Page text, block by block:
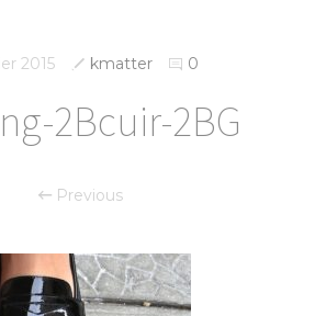
2015 kmatter 0
2Bcuir-2BG
Previous